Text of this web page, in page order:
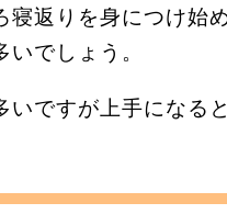
返りを身につけ始
でしょう。
ですが上手になる